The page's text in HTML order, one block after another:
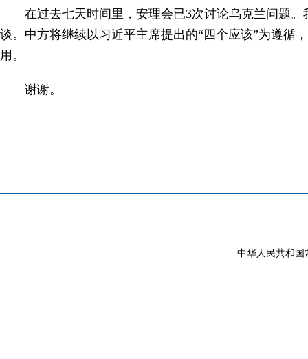
在过去七天时间里，安理会已3次讨论乌克兰问题
谈。中方将继续以习近平主席提出的“四个应该”为遵循
用。
谢谢。
中华人民共和国